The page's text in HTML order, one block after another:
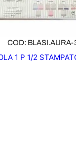
COD: BLASI.AURA-
1 P 1/2